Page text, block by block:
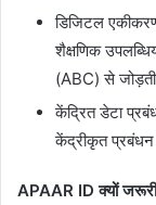
डिजिटल
शैक्षणिक
(ABC) से
केंद्रित डेटा
केंद्रीकृत प्रबंधन
APAAR ID क्यों